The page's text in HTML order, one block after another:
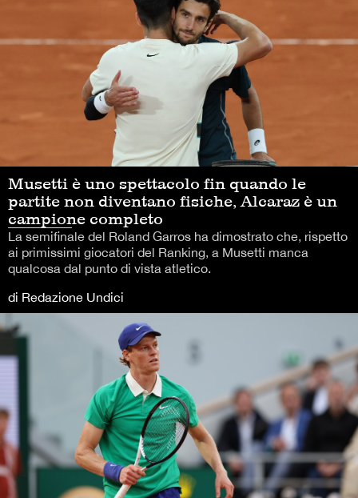
Musetti è uno spettacolo fin quando le
partite non diventano fisiche, Alcaraz è un
campione completo
La semifinale del Roland Garros ha dimostrato che, rispetto
ai primissimi giocatori del Ranking, a Musetti manca
qualcosa dal punto di vista atletico.
di Redazione Undici